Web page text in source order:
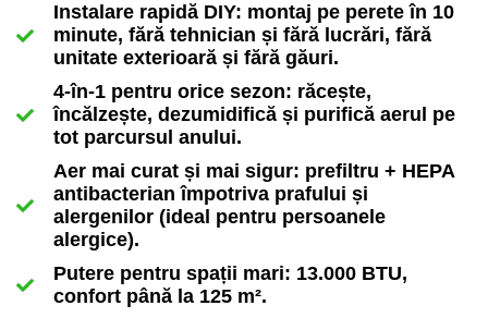
Instalare rapidă DIY: montaj pe perete în 10
minute, fără tehnician și fără lucrări, fără
unitate exterioară și fără găuri.
4-în-1 pentru orice sezon: răcește,
încălzește, dezumidifică și purifică aerul pe
tot parcursul anului.
Aer mai curat și mai sigur: prefiltru + HEPA
antibacterian împotriva prafului și
alergenilor (ideal pentru persoanele
alergice).
Putere pentru spații mari: 13.000 BTU,
confort până la 125 m².